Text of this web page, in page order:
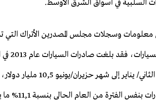
السلبية في أسواق الشرق الأوسط.
معلومات وسجلات مجلس المصدرين الأتراك
من قطاع
شهر كانون الثاني/ يناير إلى شهر حزيران/